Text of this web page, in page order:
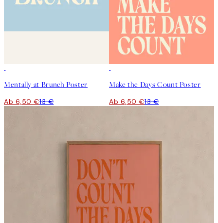
Mentally at Brunch Poster
Ab 6,50 €13 €
Make the Days Count Poster
Ab 6,50 €13 €